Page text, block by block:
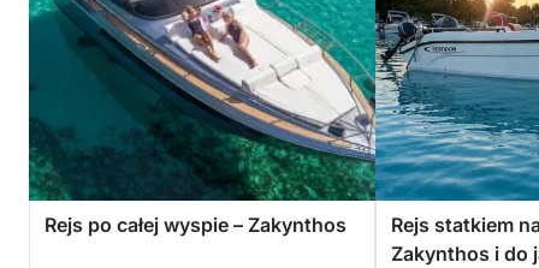
Rejs po całej wyspie – Zakynthos
Rejs statkiem
Zakynthos i do